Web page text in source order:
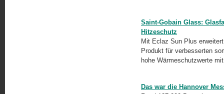
Saint-Gobain Glass:
Hitzeschutz
Mit Eclaz Sun Plus
Produkt für verbesserten
hohe Wärmeschutzwerte
Das war die Hannover